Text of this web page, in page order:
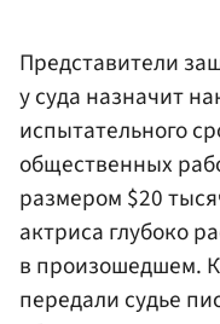
Представители
у суда назначит
испытательного
общественных
размером $20
актриса глубоко
в произошедшем.
передали судье